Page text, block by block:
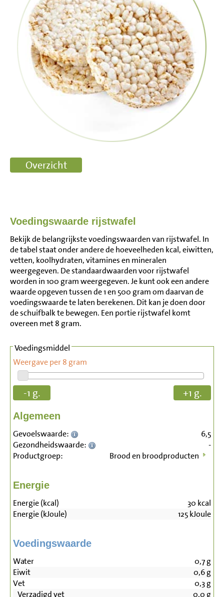
Voedingswaarde rijstwafel
Bekijk de belangrijkste voedingswaarden van rijstwafel. In
de tabel staat onder andere de hoeveelheden kcal, eiwitten,
vetten, koolhydraten, vitamines en mineralen
weergegeven. De standaardwaarden voor rijstwafel
worden in 100 gram weergegeven. Je kunt ook een andere
waarde opgeven tussen de 1 en 500 gram om daarvan de
voedingswaarde te laten berekenen. Dit kan je doen door
de schuifbalk te bewegen. Een portie rijstwafel komt
overeen met 8 gram.
Voedingsmiddel
Weergave per 8 gram
-1 g. +1 g.
Algemeen
Gevoelswaarde:
6,5
Gezondheidswaarde:
-
Productgroep:
Brood en broodproducten
Energie
Energie (kcal) 30 kcal
Energie (kJoule)
125kJoule
Voedingswaarde
Water 0,7g
Eiwit
0,6g
Vet
0,3g
Verzadigd vet
0,0 g